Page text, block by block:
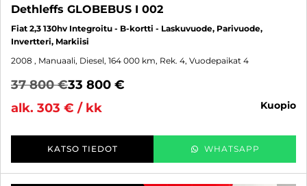
Dethleffs GLOBEBUS I 002
Fiat 2,3 130hv Integroitu - B-kortti - Laskuvuode, Parivuode,
Invertteri, Markiisi
2008 , Manuaali, Diesel, 164 000 km, Rek. 4, Vuodepaikat 4
37 800 €33 800 €
alk. 303 € / kk
kuopio
KATSO TIEDOT WHATSAPP